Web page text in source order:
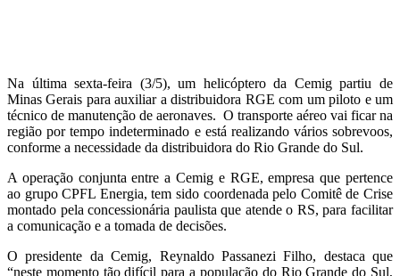
Na última sexta-feira (3/5), um helicóptero da Cemig partiu de
Minas Gerais para auxiliar a distribuidora RGE com um piloto e um
técnico de manutenção de aeronaves. O transporte aéreo vai ficar na
região por tempo indeterminado e está realizando vários sobrevoos,
conforme a necessidade da distribuidora do Rio Grande do Sul.
A operação conjunta entre a Cemig e RGE, empresa que pertence
ao grupo CPFL Energia, tem sido coordenada pelo Comitê de Crise
montado pela concessionária paulista que atende o RS, para facilitar
a comunicação e a tomada de decisões.
O presidente da Cemig, Reynaldo Passanezi Filho, destaca que
“neste momento tão difícil para a população do Rio Grande do Sul,